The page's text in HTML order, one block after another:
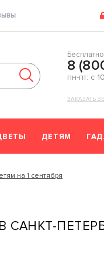
8
пн-пт: с
ЗАКАЗАТЬ
ДЕТЯМ
на 1 сентября